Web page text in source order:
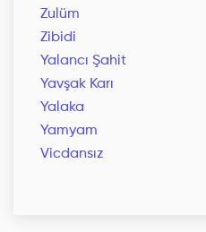
Zulüm
Zibidi
Yalancı Şahit
Yavşak Karı
Yalaka
Yamyam
Vicdansız